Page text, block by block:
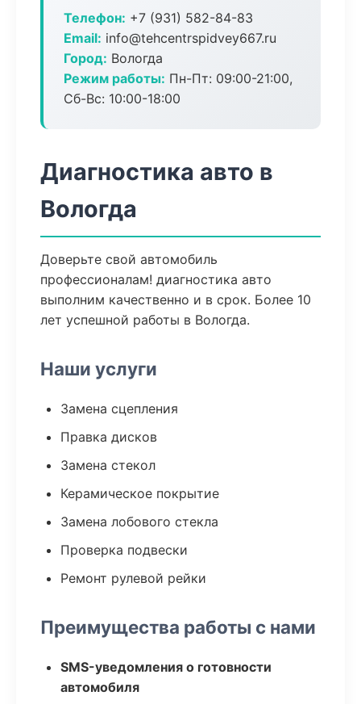
Телефон: +7 (931) 582-84-83
Email: info@tehcentrspidvey667.ru
Город: Вологда
Режим работы: Пн-Пт: 09:00-21:00,
Сб-Вс: 10:00-18:00
Диагностика авто в
Вологда
Доверьте свой автомобиль
профессионалам! диагностика авто
выполним качественно и в срок. Более 10
лет успешной работы в Вологда.
Наши услуги
Замена сцепления
Правка дисков
Замена стекол
Керамическое покрытие
Замена лобового стекла
Проверка подвески
Ремонт рулевой рейки
Преимущества работы с нами
SMS-уведомления о готовности
автомобиля